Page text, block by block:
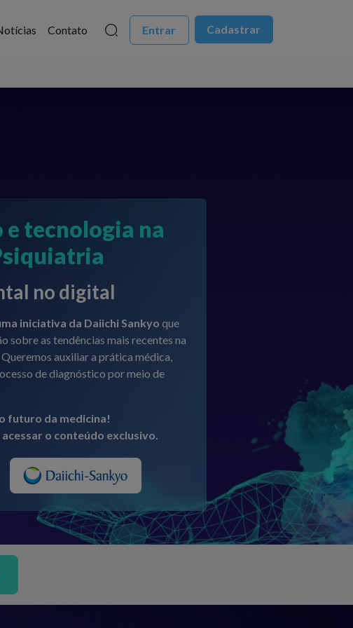
Contato Entrar Cadastrar
e tecnologia na
no digital
iniciativa da Daiichi Sankyo que
sobre as tendências mais recentes na
auxiliar a prática médica,
de diagnóstico por meio de
futuro da medicina!
o conteúdo exclusivo.